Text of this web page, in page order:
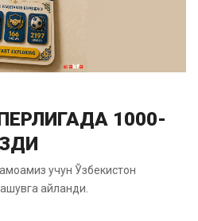
1000-
учун Ўзбекистон
айланди.